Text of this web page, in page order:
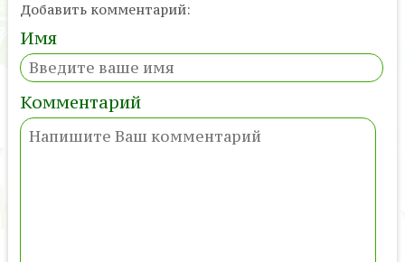
Добавить комментарий:
Имя
Комментарий